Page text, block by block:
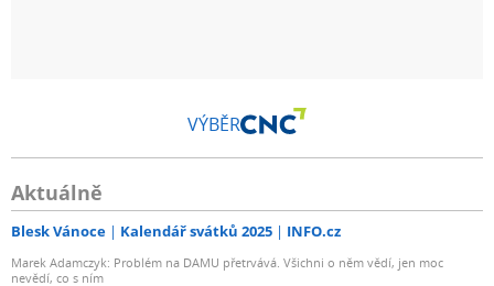
VÝBĚR
Aktuálně
Blesk Vánoce Kalendář svátků 2025 INFO.cz
Marek Adamczyk: Problém na DAMU přetrvává. Všichni o něm vědí, jen moc
nevědí, co s ním